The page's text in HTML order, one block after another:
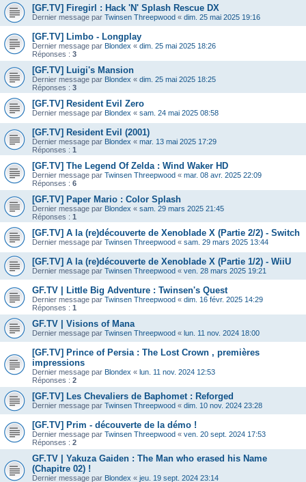
[GF.TV] Firegirl : Hack 'N' Splash Rescue DX
Dernier message par Twinsen Threepwood « dim. 25 mai 2025 19:16
[GF.TV] Limbo - Longplay
Dernier message par Blondex « dim. 25 mai 2025 18:26
Réponses : 3
[GF.TV] Luigi's Mansion
Dernier message par Blondex « dim. 25 mai 2025 18:25
Réponses : 3
[GF.TV] Resident Evil Zero
Dernier message par Blondex « sam. 24 mai 2025 08:58
[GF.TV] Resident Evil (2001)
Dernier message par Blondex « mar. 13 mai 2025 17:29
Réponses : 1
[GF.TV] The Legend Of Zelda : Wind Waker HD
Dernier message par Twinsen Threepwood « mar. 08 avr. 2025 22:09
Réponses : 6
[GF.TV] Paper Mario : Color Splash
Dernier message par Blondex « sam. 29 mars 2025 21:45
Réponses : 1
[GF.TV] A la (re)découverte de Xenoblade X (Partie 2/2) - Switch
Dernier message par Twinsen Threepwood « sam. 29 mars 2025 13:44
[GF.TV] A la (re)découverte de Xenoblade X (Partie 1/2) - WiiU
Dernier message par Twinsen Threepwood « ven. 28 mars 2025 19:21
GF.TV | Little Big Adventure : Twinsen's Quest
Dernier message par Twinsen Threepwood « dim. 16 févr. 2025 14:29
Réponses : 1
GF.TV | Visions of Mana
Dernier message par Twinsen Threepwood « lun. 11 nov. 2024 18:00
[GF.TV] Prince of Persia : The Lost Crown , premières
impressions
Dernier message par Blondex « lun. 11 nov. 2024 12:53
Réponses : 2
[GF.TV] Les Chevaliers de Baphomet : Reforged
Dernier message par Twinsen Threepwood « dim. 10 nov. 2024 23:28
[GF.TV] Prim - découverte de la démo !
Dernier message par Twinsen Threepwood « ven. 20 sept. 2024 17:53
Réponses : 2
GF.TV | Yakuza Gaiden : The Man who erased his Name
(Chapitre 02) !
Dernier message par Blondex « jeu. 19 sept. 2024 23:14